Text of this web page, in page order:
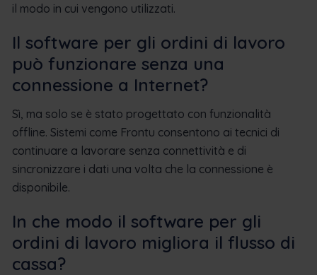
il modo in cui vengono utilizzati.
Il software per gli ordini di lavoro
può funzionare senza una
connessione a Internet?
Sì, ma solo se è stato progettato con funzionalità
offline. Sistemi come Frontu consentono ai tecnici di
continuare a lavorare senza connettività e di
sincronizzare i dati una volta che la connessione è
disponibile.
In che modo il software per gli
ordini di lavoro migliora il flusso di
cassa?